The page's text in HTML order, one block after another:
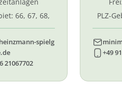
66, 67, 68,
spielg
21067702
PLZ-
+49